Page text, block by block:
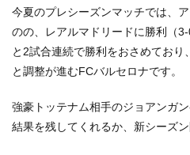
今夏のプレシーズンマッチでは、
のの、レアルマドリードに勝利（
と2試合連続で勝利をおさめており
と調整が進むFCバルセロナです。
強豪トッテナム相手のジョアンガ
結果を残してくれるか、新シーズ